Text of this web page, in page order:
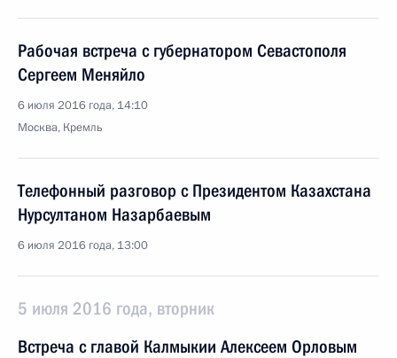
Рабочая встреча с губернатором Севастополя
Сергеем Меняйло
6 июля 2016 года, 14:10
Москва, Кремль
Телефонный разговор с Президентом Казахстана
Нурсултаном Назарбаевым
6 июля 2016 года, 13:00
5 июля 2016 года, вторник
Встреча с главой Калмыкии Алексеем Орловым